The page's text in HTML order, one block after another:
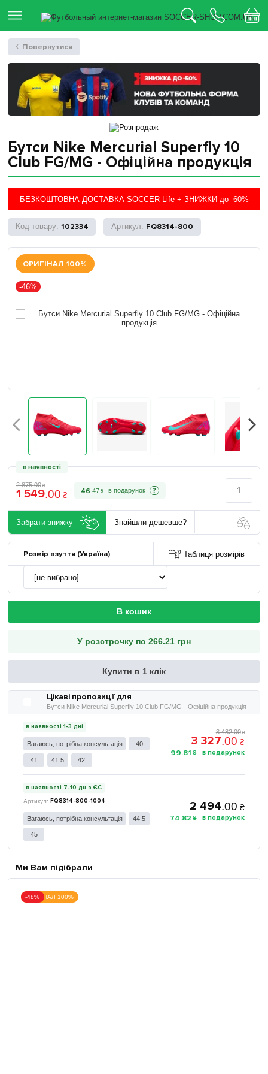
Бутси Nike Mercurial Superfly 10
Club FG/MG - Офіційна продукція
БЕЗКОШТОВНА ДОСТАВКА SOCCER Life + ЗНИЖКИ до -60%
102334 FQ8314-800
ОРИГІНАЛ 100%
-46%
в наявності
2 875.00 ₴
1 549.00 ₴ 46 .47 ₴ ?
Забрати знижку Знайшли дешевше?
Розмір взуття (Україна) Таблиця розмірів
В кошик
У розстрочку по 266.21 грн
Купити в 1 клік
Цікаві пропозиції для
Бутси Nike Mercurial Superfly 10 Club FG/MG - Офіційна продукція
в наявності 1-3 дні
Вагаюсь, потрібна консультація 40
41 41.5 42
3 482.00 ₴
3 327.00 ₴
99.81 ₴
в наявності 7-10 дн з ЄС
FQ8314-800-1004
Вагаюсь, потрібна консультація 44.5
45
2 494.00 ₴
74.82 ₴
Ми Вам підібрали
ОРИГІНАЛ 100%
-48%
Повернутися